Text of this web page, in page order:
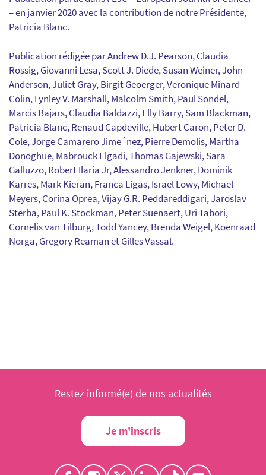
– en janvier 2020 avec la contribution de notre Présidente,
Patricia Blanc.
Publication rédigée par Andrew D.J. Pearson, Claudia
Rossig, Giovanni Lesa, Scott J. Diede, Susan Weiner, John
Anderson, Juliet Gray, Birgit Geoerger, Veronique Minard-
Colin, Lynley V. Marshall, Malcolm Smith, Paul Sondel,
Marcis Bajars, Claudia Baldazzi, Elly Barry, Sam Blackman,
Patricia Blanc, Renaud Capdeville, Hubert Caron, Peter D.
Cole, Jorge Camarero Jime´nez, Pierre Demolis, Martha
Donoghue, Mabrouck Elgadi, Thomas Gajewski, Sara
Galluzzo, Robert Ilaria Jr, Alessandro Jenkner, Dominik
Karres, Mark Kieran, Franca Ligas, Israel Lowy, Michael
Meyers, Corina Oprea, Vijay G.R. Peddareddigari, Jaroslav
Sterba, Paul K. Stockman, Peter Suenaert, Uri Tabori,
Cornelis van Tilburg, Todd Yancey, Brenda Weigel, Koenraad
Norga, Gregory Reaman et Gilles Vassal.
Restez informé(e) de nos actualités
Je m'inscris